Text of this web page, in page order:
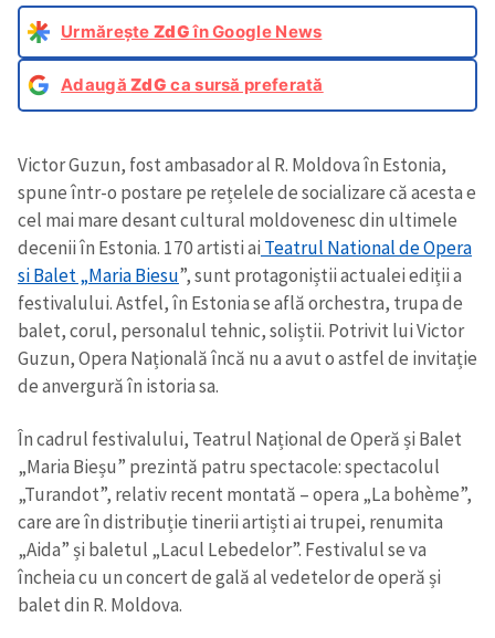
Urmărește ZdGîn Google News
AdaugăZdG ca sursă preferată
Victor Guzun, fost ambasador al R. Moldova în Estonia,
spune într-o postare pe rețelele de socializare că acesta e
cel mai mare desant cultural moldovenesc din ultimele
decenii în Estonia. 170 artisti aiTeatrul National de Opera
si Balet „Maria Biesu”, sunt protagoniștii actualei ediții a
festivalului. Astfel, în Estonia se află orchestra, trupa de
balet, corul, personalul tehnic, soliștii. Potrivit lui Victor
Guzun, Opera Națională încă nu a avut o astfel de invitație
de anvergură în istoria sa.
În cadrul festivalului, Teatrul Național de Operă și Balet
„Maria Bieșu” prezintă patru spectacole: spectacolul
„Turandot”, relativ recent montată – opera „La bohème”,
care are în distribuție tinerii artiști ai trupei, renumita
„Aida” și baletul „Lacul Lebedelor”. Festivalul se va
încheia cu un concert de gală al vedetelor de operă și
balet din R. Moldova.